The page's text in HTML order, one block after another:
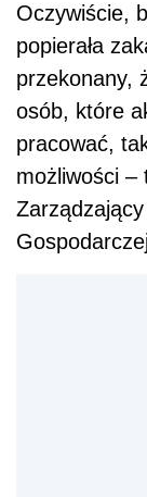
Oczywiście,
popierała
przekonany,
osób, które
pracować,
możliwości –